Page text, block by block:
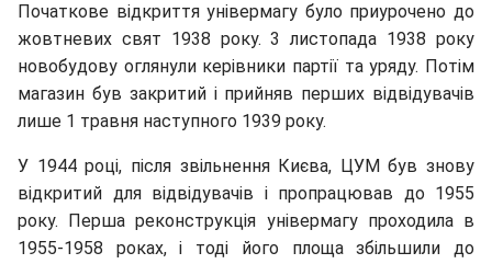
Початкове відкриття універмагу було приурочено до
жовтневих свят 1938 року. 3 листопада 1938 року
новобудову оглянули керівники партії та уряду. Потім
магазин був закритий і прийняв перших відвідувачів
лише 1 травня наступного 1939 року.
У 1944 році, після звільнення Києва, ЦУМ був знову
відкритий для відвідувачів і пропрацював до 1955
року. Перша реконструкція універмагу проходила в
1955-1958 роках, і тоді його площа збільшили до